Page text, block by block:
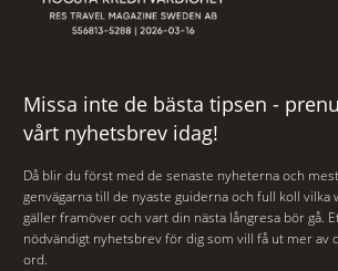
Missa inte de bästa tipsen -
vårt nyhetsbrev idag!
Då blir du först med de senaste nyheterna och
genvägarna till de nyaste guiderna och full koll vilka
gäller framöver och vart din nästa långresa bör gå.
nödvändigt nyhetsbrev för dig som vill få ut mer av
ord.